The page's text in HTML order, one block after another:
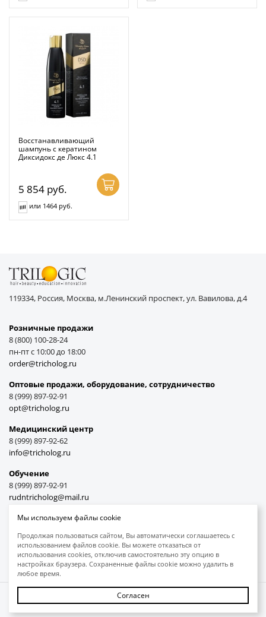
Восстанавливающий
шампунь с кератином
Диксидокс де Люкс 4.1
5 854 руб.
или 1464 руб.
119334, Россия, Москва, м.Ленинский проспект, ул. Вавилова, д.4
Розничные продажи
8 (800) 100-28-24
пн-пт с 10:00 до 18:00
order@tricholog.ru
Оптовые продажи, оборудование, cотрудничество
8 (999) 897-92-91
opt@tricholog.ru
Медицинский центр
8 (999) 897-92-62
info@tricholog.ru
Обучение
8 (999) 897-92-91
rudntricholog@mail.ru
Принимаем к оплате
Защита авторских прав
Обработка персональных данных
Мы используем файлы cookie
Продолжая пользоваться сайтом, Вы автоматически соглашаетесь с
использованием файлов cookie. Вы можете отказаться от
использования cookies, отключив самостоятельно эту опцию в
настройках браузера. Сохраненные файлы cookie можно удалить в
любое время.
Согласен